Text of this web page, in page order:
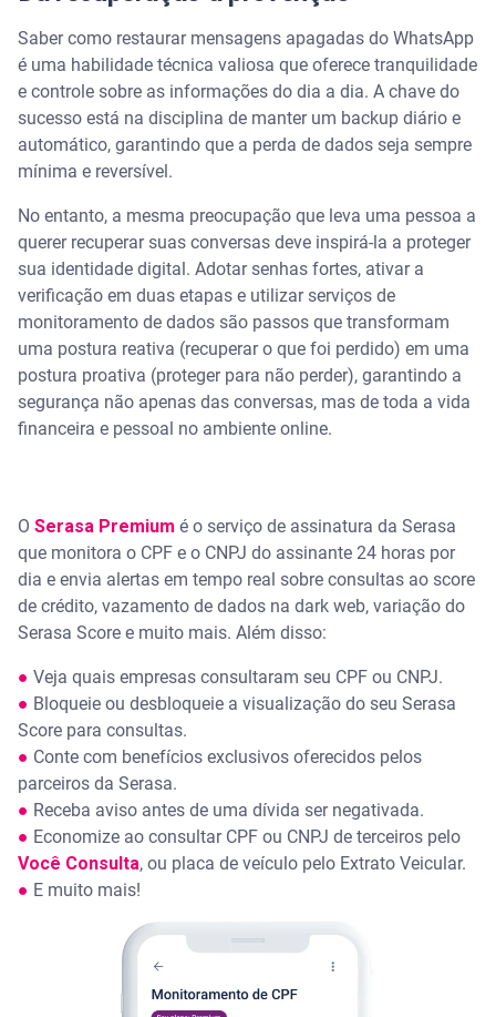
Saber como restaurar mensagens apagadas do WhatsApp
é uma habilidade técnica valiosa que oferece tranquilidade
e controle sobre as informações do dia a dia. A chave do
sucesso está na disciplina de manter um backup diário e
automático, garantindo que a perda de dados seja sempre
mínima e reversível.
No entanto, a mesma preocupação que leva uma pessoa a
querer recuperar suas conversas deve inspirá-la a proteger
sua identidade digital. Adotar senhas fortes, ativar a
verificação em duas etapas e utilizar serviços de
monitoramento de dados são passos que transformam
uma postura reativa (recuperar o que foi perdido) em uma
postura proativa (proteger para não perder), garantindo a
segurança não apenas das conversas, mas de toda a vida
financeira e pessoal no ambiente online.
O Serasa Premium é o serviço de assinatura da Serasa
que monitora o CPF e o CNPJ do assinante 24 horas por
dia e envia alertas em tempo real sobre consultas ao score
de crédito, vazamento de dados na dark web, variação do
Serasa Score e muito mais. Além disso:
● Veja quais empresas consultaram seu CPF ou CNPJ.
● Bloqueie ou desbloqueie a visualização do seu Serasa
Score para consultas.
● Conte com benefícios exclusivos oferecidos pelos
parceiros da Serasa.
● Receba aviso antes de uma dívida ser negativada.
● Economize ao consultar CPF ou CNPJ de terceiros pelo
Você Consulta, ou placa de veículo pelo Extrato Veicular.
● E muito mais!